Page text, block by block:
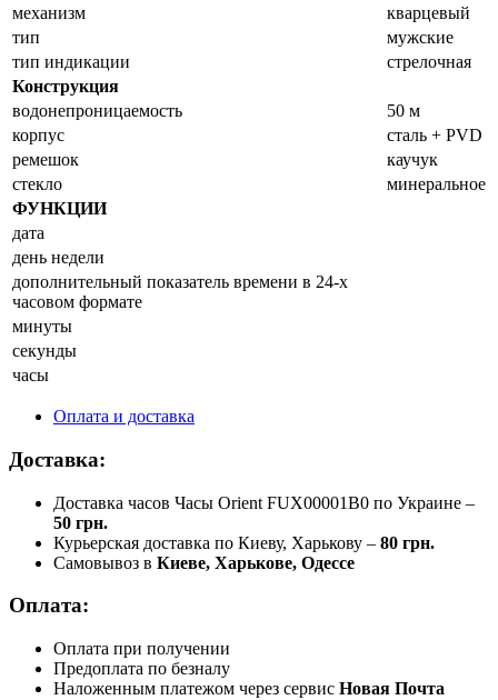
механизм
кварцевый
тип
мужские
тип индикации
стрелочная
Конструкция
водонепроницаемость
50 м
корпус
сталь + PVD
ремешок
каучук
стекло
минеральное
ФУНКЦИИ
дата
день недели
дополнительный показатель времени в 24-х
часовом формате
минуты
секунды
часы
Оплата и доставка
Доставка:
Доставка часов Часы Orient FUX00001B0 по Украине –
50 грн.
Курьерская доставка по Киеву, Харькову – 80 грн.
Самовывоз в Киеве, Харькове, Одессе
Оплата:
Оплата при получении
Предоплата по безналу
Наложенным платежом через сервис Новая Почта